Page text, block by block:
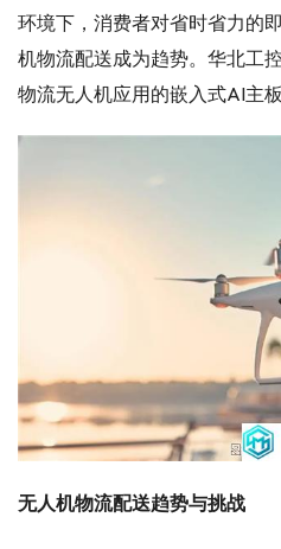
环境下，消费者对省时省力的
机物流配送成为趋势。华北工
物流无人机应用的嵌入式AI主板
无人机物流配送趋势与挑战